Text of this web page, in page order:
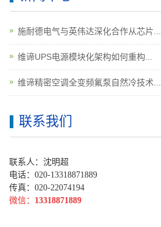
施耐德电气与英伟达深化合作从芯片...
维谛UPS电源模块化架构如何重构...
维谛精密空调全变频氟泵自然冷技术...
联系我们
联系人：沈明超
电话：020-13318871889
传真：020-22074194
微信： 13318871889